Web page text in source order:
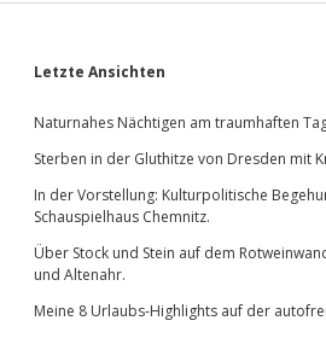
Sidebar
Letzte Ansichten
Naturnahes Nächtigen am traumhaften
Sterben in der Gluthitze von Dresden mit
In der Vorstellung: Kulturpolitische
Schauspielhaus Chemnitz.
Über Stock und Stein auf dem
und Altenahr.
Meine 8 Urlaubs-Highlights auf der